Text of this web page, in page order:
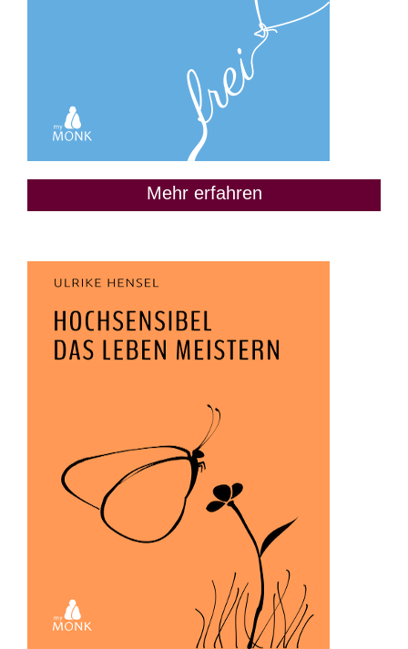
Mehr erfahren